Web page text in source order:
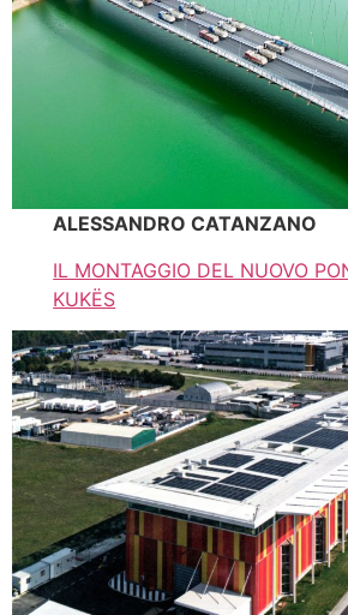
ALESSANDRO CATANZANO
IL MONTAGGIO DEL NUOVO
KUKËS